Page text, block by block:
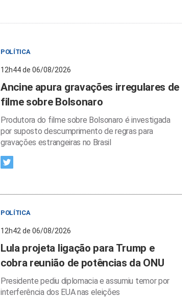
POLÍTICA
12h44 de 06/08/2026
Ancine apura gravações irregulares de
filme sobre Bolsonaro
Produtora do filme sobre Bolsonaro é investigada
por suposto descumprimento de regras para
gravações estrangeiras no Brasil
POLÍTICA
12h42 de 06/08/2026
Lula projeta ligação para Trump e
cobra reunião de potências da ONU
Presidente pediu diplomacia e assumiu temor por
interferência dos EUA nas eleições